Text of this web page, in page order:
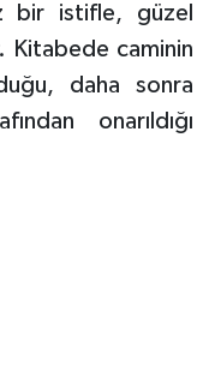
bir istifle, güzel
Kitabede caminin
daha sonra
onarıldığı